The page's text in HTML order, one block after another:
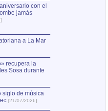
con el
jamás
a La Mar
recupera la
Sosa durante
siglo de música
[21/07/2026]